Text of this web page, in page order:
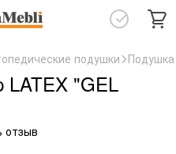
подушки Подушка
LATEX "GEL
отзыв